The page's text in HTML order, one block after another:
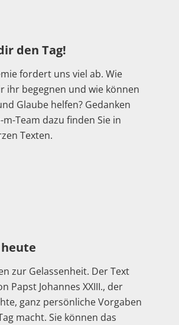
den Tag!
fordert uns viel ab. Wie
ihr begegnen und wie können
Glaube helfen? Gedanken
Team dazu finden Sie in
Texten.
zur Gelassenheit. Der Text
Papst Johannes XXIII., der
ganz persönliche Vorgaben
macht. Sie können das